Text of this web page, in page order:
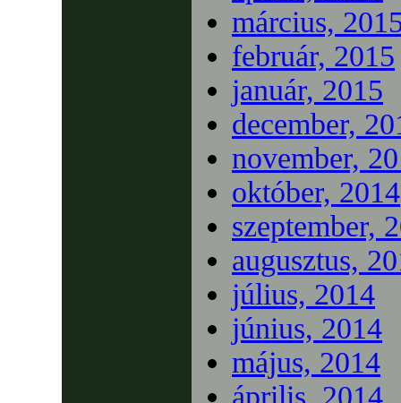
március,
február, 2015
január, 2015
december,
november,
október, 2014
szeptember,
augusztus,
július, 2014
június, 2014
május, 2014
április, 2014